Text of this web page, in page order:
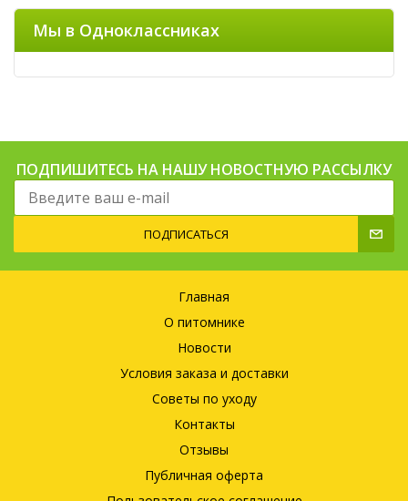
Мы в Одноклассниках
ПОДПИШИТЕСЬ НА НАШУ НОВОСТНУЮ РАССЫЛКУ
ПОДПИСАТЬСЯ
Главная
О питомнике
Новости
Условия заказа и доставки
Советы по уходу
Контакты
Отзывы
Публичная оферта